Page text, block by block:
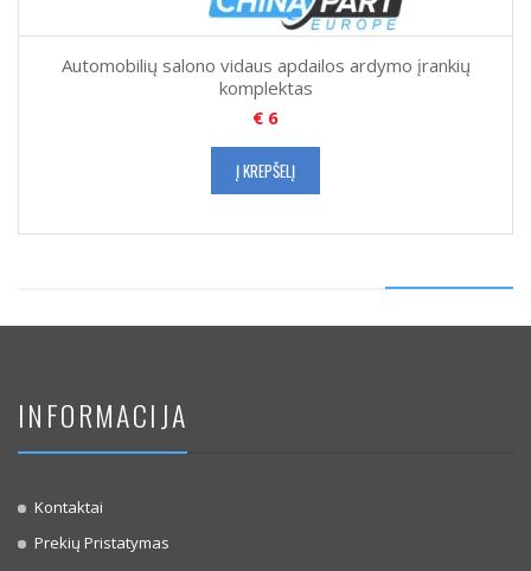
Automobilių salono vidaus apdailos ardymo įrankių
komplektas
€ 6
Į KREPŠELĮ
INFORMACIJA
Kontaktai
Prekių Pristatymas